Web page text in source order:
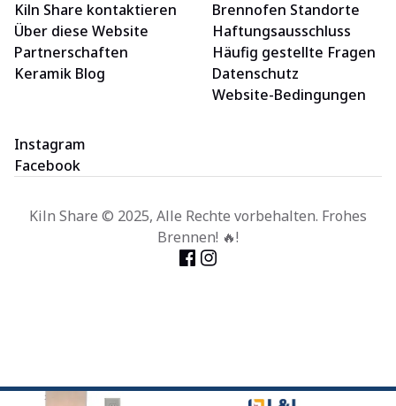
Kiln Share kontaktieren
Über diese Website
Partnerschaften
Keramik Blog
Brennofen Standorte
Haftungsausschluss
Häufig gestellte Fragen
Datenschutz
Website-Bedingungen
Instagram
Facebook
Kiln Share © 2025, Alle Rechte vorbehalten. Frohes
Brennen! 🔥!